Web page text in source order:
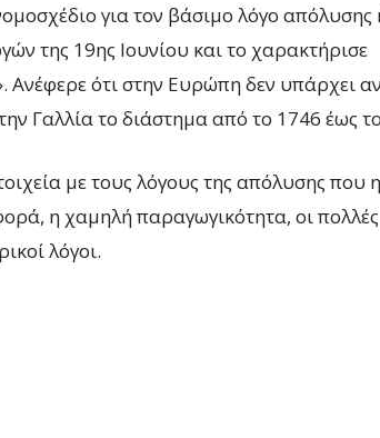
για τον βάσιμο λόγο απόλυσης
της 19ης Ιουνίου και το χαρακτήρισε
Ανέφερε ότι στην Ευρώπη δεν υπάρχει
Γαλλία το διάστημα από το 1746 έως
με τους λόγους της απόλυσης που η
η χαμηλή παραγωγικότητα, οι πολλές
λόγοι.